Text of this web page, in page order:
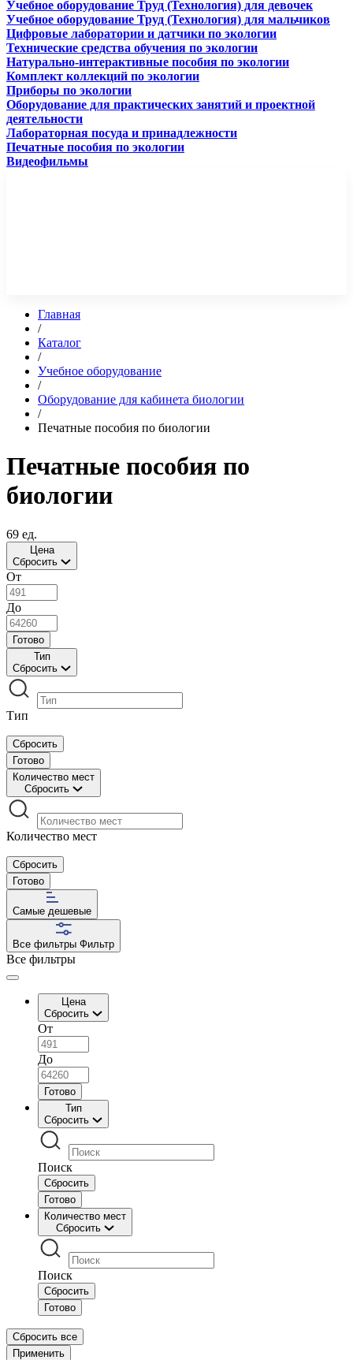
Учебное оборудование Труд (Технология) для девочек
Учебное оборудование Труд (Технология) для мальчиков
Цифровые лаборатории и датчики по экологии
Технические средства обучения по экологии
Натурально-интерактивные пособия по экологии
Комплект коллекций по экологии
Приборы по экологии
Оборудование для практических занятий и проектной
деятельности
Лабораторная посуда и принадлежности
Печатные пособия по экологии
Видеофильмы
Главная
/
Каталог
/
Учебное оборудование
/
Оборудование для кабинета биологии
/
Печатные пособия по биологии
Печатные пособия по
биологии
69 ед.
Цена
Сбросить
От
До
Готово
Тип
Сбросить
Тип
Сбросить
Готово
Количество мест
Сбросить
Количество мест
Сбросить
Готово
Самые дешевые
Все фильтры Фильтр
Все фильтры
Цена
Сбросить
От
До
Готово
Тип
Сбросить
Поиск
Сбросить
Готово
Количество мест
Сбросить
Поиск
Сбросить
Готово
Сбросить все
Применить